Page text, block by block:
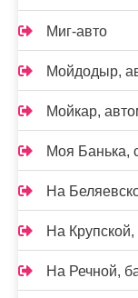
Миг-авто
Мойдодыр,
Мойкар,
Моя Банька,
На
На
На Речной,